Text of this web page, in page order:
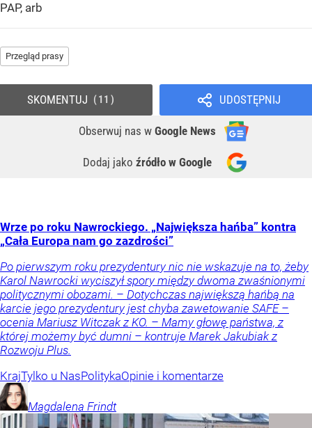
PAP, arb
Przegląd prasy
UDOSTĘPNIJ
Obserwuj nas w Google News
Dodaj jako źródło w Google
SKOMENTUJ 11
Wrze po roku Nawrockiego. „Największa hańba” kontra
„Cała Europa nam go zazdrości”
Po pierwszym roku prezydentury nic nie wskazuje na to, żeby
Karol Nawrocki wyciszył spory między dwoma zwaśnionymi
politycznymi obozami. – Dotychczas największą hańbą na
karcie jego prezydentury jest chyba zawetowanie SAFE –
ocenia Mariusz Witczak z KO. – Mamy głowę państwa, z
której możemy być dumni – kontruje Marek Jakubiak z
Rozwoju Plus.
KrajTylko u NasPolitykaOpinie i komentarze
Magdalena Frindt